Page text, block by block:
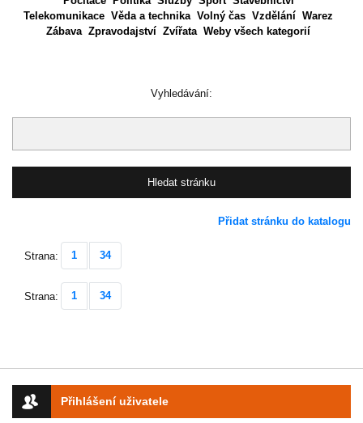
Přihlášení uživatele
Telekomunikace Věda a technika Volný čas Vzdělání Warez
Zábava Zpravodajství Zvířata Weby všech kategorií
Vyhledávání:
Přidat stránku do katalogu
Strana: 1 34
Strana: 1 34